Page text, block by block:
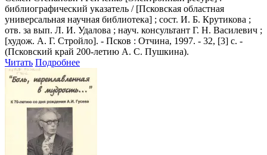
библиографический указатель / [Псковская областная
универсальная научная библиотека] ; сост. И. Б. Крутикова ;
отв. за вып. Л. И. Удалова ; науч. консультант Г. Н. Василевич ;
[худож. А. Г. Стройло]. - Псков : Отчина, 1997. - 32, [3] с. -
(Псковский край 200-летию А. С. Пушкина).
Читать Подробнее